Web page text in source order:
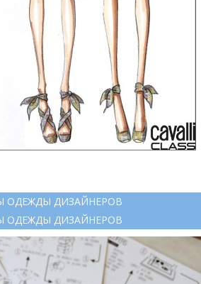
ОДЕЖДЫ ДИЗАЙНЕРОВ
ОДЕЖДЫ ДИЗАЙНЕРОВ